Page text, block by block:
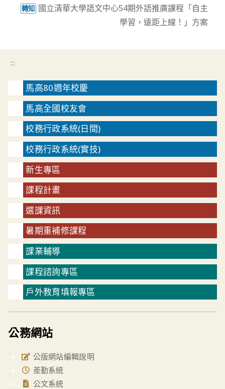
轉知 國立清華大學語文中心54期外語推廣課程「自主
學習，遠距上線！」方案
:::
馬高80週年校慶
馬高全國校友會
校務行政系統(日間)
校務行政系統(實技)
新生專區
課程計畫
選課資訊
暑期重補修課程
課業輔導
課程諮詢專區
戶外教育填報專區
公務網站
公版網站編輯說明
差勤系統
公文系統